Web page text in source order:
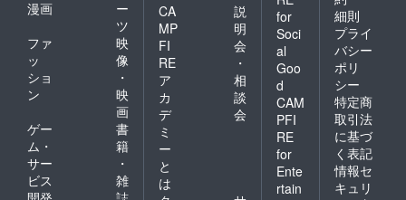
漫画
ー
ツ
ファ
ッ
ショ
ン
映
像
・
映
画
ゲー
ム・
サー
ビス
書
籍
・
雑
CA
MP
FI
RE
ア
カ
デ
ミ
ー
と
は
説
明
会
・
相
談
会
for
Soci
al
Goo
d
CAM
PFI
RE
for
Ente
rtain
細則
プライ
バシー
ポリ
シー
特定商
取引法
に基づ
く表記
情報セ
キュリ